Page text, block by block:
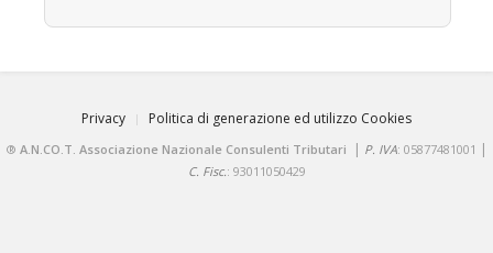
Privacy Politica di generazione ed utilizzo Cookies
® A.N.CO.T. Associazione Nazionale Consulenti Tributari | P. IVA: 05877481001 |
C. Fisc.: 93011050429